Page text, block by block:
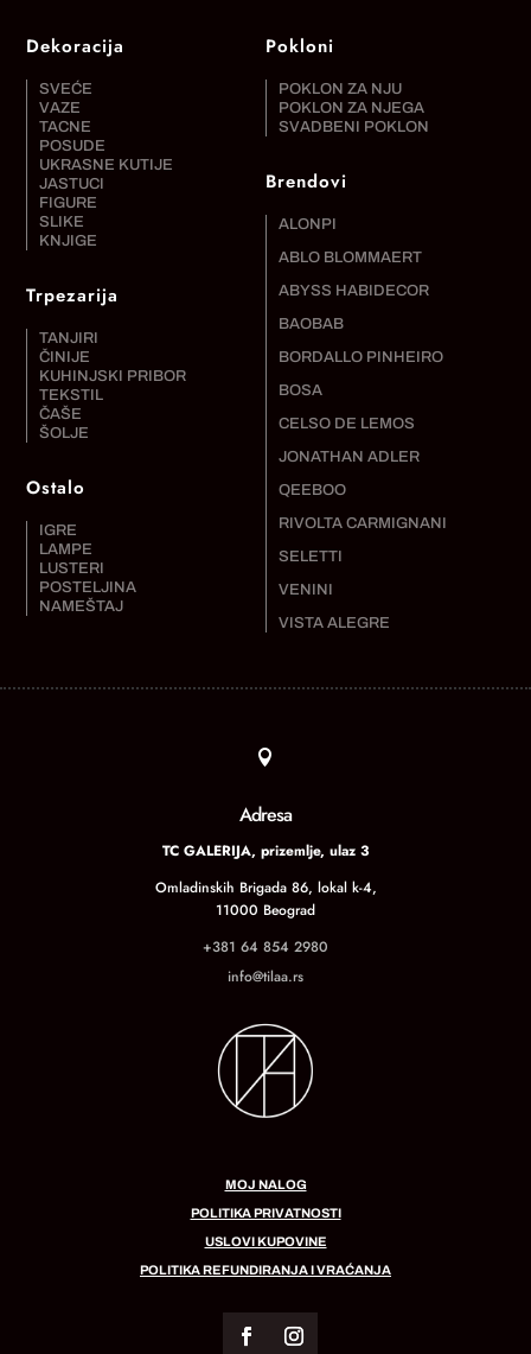
Dekoracija
SVEĆE
VAZE
TACNE
POSUDE
UKRASNE KUTIJE
JASTUCI
FIGURE
SLIKE
KNJIGE
Trpezarija
TANJIRI
ČINIJE
KUHINJSKI PRIBOR
TEKSTIL
ČAŠE
ŠOLJE
Ostalo
IGRE
LAMPE
LUSTERI
POSTELJINA
NAMEŠTAJ
Pokloni
POKLON ZA NJU
POKLON ZA NJEGA
SVADBENI POKLON
Brendovi
ALONPI
ABLO BLOMMAERT
ABYSS HABIDECOR
BAOBAB
BORDALLO PINHEIRO
BOSA
CELSO DE LEMOS
JONATHAN ADLER
QEEBOO
RIVOLTA CARMIGNANI
SELETTI
VENINI
VISTA ALEGRE

Adresa
TC GALERIJA, prizemlje, ulaz 3
Omladinskih Brigada 86, lokal k-4,
11000 Beograd
+381 64 854 2980
info@tilaa.rs
MOJ NALOG
POLITIKA PRIVATNOSTI
USLOVI KUPOVINE
POLITIKA REFUNDIRANJA I VRAĆANJA